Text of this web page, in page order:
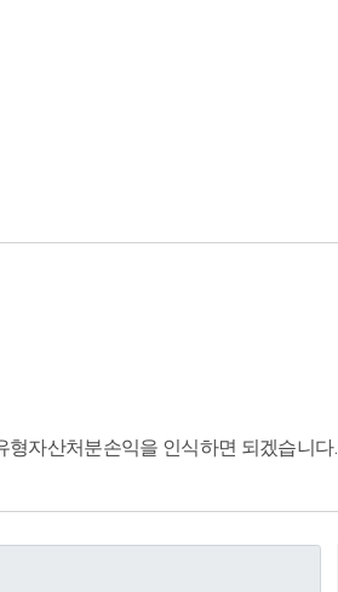
형자산처분손익을 인식하면 되겠습니다.